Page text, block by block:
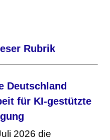
Rubrik
Deutschland
für KI-gestützte
2026 die